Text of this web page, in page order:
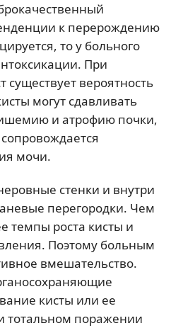
к перерождению
то у больного
При
существует вероятность
могут сдавливать
и атрофию почки,
мочи.
стенки и внутри
перегородки. Чем
темпы роста кисты и
Поэтому больным
вмешательство.
кисты или ее
тотальном поражении